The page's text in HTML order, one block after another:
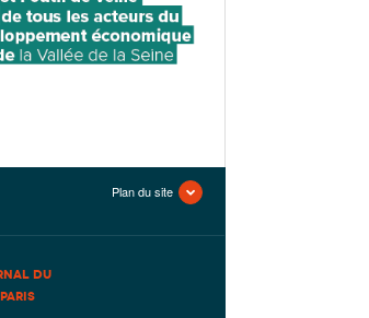
Plan du site
DU